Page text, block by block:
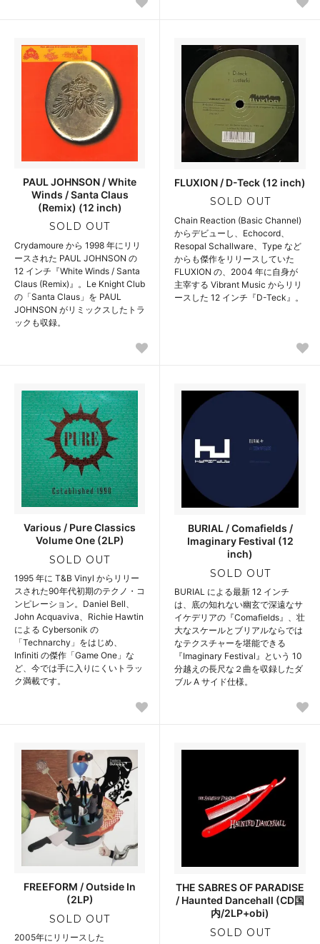
PAUL JOHNSON / White
Winds / Santa Claus
(Remix) (12 inch)
SOLD OUT
Crydamoure から 1998 年にリリ
ースされた PAUL JOHNSON の
12 インチ『White Winds / Santa
Claus (Remix)』。Le Knight Club
の「Santa Claus」を PAUL
JOHNSON がリミックスしたトラ
ックも収録。
FLUXION / D-Teck (12 inch)
SOLD OUT
Chain Reaction (Basic Channel)
からデビューし、Echocord、
Resopal Schallware、Type など
からも傑作をリリースしていた
FLUXION の、2004 年に自身が
主宰する Vibrant Music からリリ
ースした 12 インチ『D-Teck』。
Various / Pure Classics
Volume One (2LP)
SOLD OUT
1995 年に T&B Vinyl からリリー
スされた90年代初期のテクノ・コ
ンピレーション。Daniel Bell、
John Acquaviva、Richie Hawtin
による Cybersonik の
「Technarchy」をはじめ、
Infiniti の傑作「Game One」な
ど、今では手に入りにくいトラッ
ク満載です。
BURIAL / Comafields /
Imaginary Festival (12
inch)
SOLD OUT
BURIAL による最新 12 インチ
は、底の知れない幽玄で深遠なサ
イケデリアの『Comafields』、壮
大なスケールとブリアルならでは
なテクスチャーを堪能できる
『Imaginary Festival』という 10
分越えの長尺な２曲を収録したダ
ブル A サイド仕様。
FREEFORM / Outside In
(2LP)
SOLD OUT
2005年にリリースした
THE SABRES OF PARADISE
/ Haunted Dancehall (CD国
内/2LP+obi)
SOLD OUT